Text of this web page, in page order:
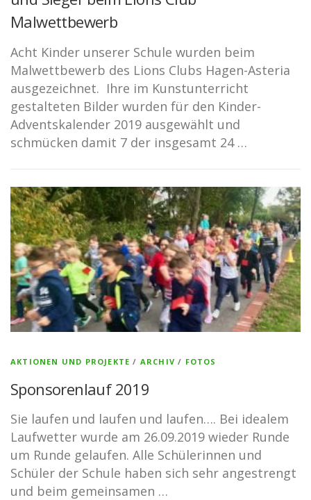
Malwettbewerb
Acht Kinder unserer Schule wurden beim
Malwettbewerb des Lions Clubs Hagen-Asteria
ausgezeichnet. Ihre im Kunstunterricht
gestalteten Bilder wurden für den Kinder-
Adventskalender 2019 ausgewählt und
schmücken damit 7 der insgesamt 24 …
AKTIONEN UND PROJEKTE / ARCHIV / FOTOS
Sponsorenlauf 2019
Sie laufen und laufen und laufen…. Bei idealem
Laufwetter wurde am 26.09.2019 wieder Runde
um Runde gelaufen. Alle Schülerinnen und
Schüler der Schule haben sich sehr angestrengt
und beim gemeinsamen …